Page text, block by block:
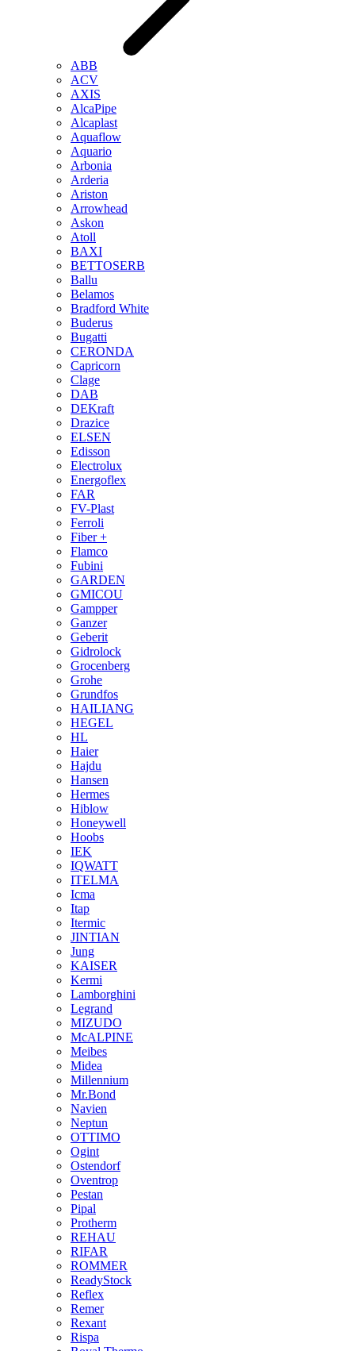
ABB
ACV
AXIS
AlcaPipe
Alcaplast
Aquaflow
Aquario
Arbonia
Arderia
Ariston
Arrowhead
Askon
Atoll
BAXI
BETTOSERB
Ballu
Belamos
Bradford White
Buderus
Bugatti
CERONDA
Capricorn
Clage
DAB
DEKraft
Drazice
ELSEN
Edisson
Electrolux
Energoflex
FAR
FV-Plast
Ferroli
Fiber +
Flamco
Fubini
GARDEN
GMICOU
Gampper
Ganzer
Geberit
Gidrolock
Grocenberg
Grohe
Grundfos
HAILIANG
HEGEL
HL
Haier
Hajdu
Hansen
Hermes
Hiblow
Honeywell
Hoobs
IEK
IQWATT
ITELMA
Icma
Itap
Itermic
JINTIAN
Jung
KAISER
Kermi
Lamborghini
Legrand
MIZUDO
McALPINE
Meibes
Midea
Millennium
Mr.Bond
Navien
Neptun
OTTIMO
Ogint
Ostendorf
Oventrop
Pestan
Pipal
Protherm
REHAU
RIFAR
ROMMER
ReadyStock
Reflex
Remer
Rexant
Rispa